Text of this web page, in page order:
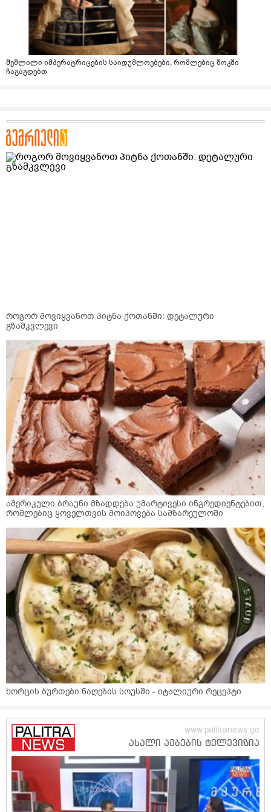
შეშლილი იმპერატრიცების საიდუმლოებები, რომლებიც შოკში
ჩაგაგდებთ
როგორ მოვიყვანოთ პიტნა ქოთანში: დეტალური
გზამკვლევი
ამერიკული ბრაუნი მზადდება უმარტივესი ინგრედიენტებით,
რომლებიც ყოველთვის მოიპოვება სამზარეულოში
ხორცის ბურთები ნაღების სოუსში - იტალიური რეცეპტი